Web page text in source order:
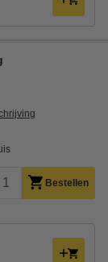
Bestellen